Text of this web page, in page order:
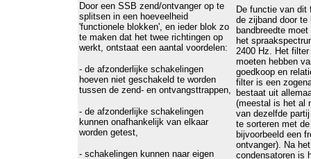
Door een SSB zend/ontvanger op te
splitsen in een hoeveelheid
'functionele blokken', en ieder blok zo
te maken dat het twee richtingen op
werkt, ontstaat een aantal voordelen:
- de afzonderlijke schakelingen
hoeven niet geschakeld te worden
tussen de zend- en ontvangsttrappen,
- de afzonderlijke schakelingen
kunnen onafhankelijk van elkaar
worden getest,
- schakelingen kunnen naar eigen
De functie van dit
de zijband door
bandbreedte
het
2400 Hz. Het
moeten hebben
goedkoop en
filter is een
bestaat uit
(meestal is het al
van dezelfde
te sorteren met
bijvoorbeeld een
ontvanger). Na
condensatoren is